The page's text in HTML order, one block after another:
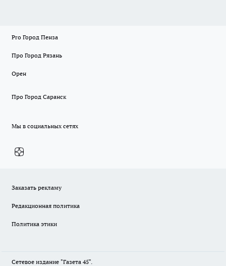
Pro Город Пенза
Про Город Рязань
Орен
Про Город Саранск
Мы в социальных сетях
Заказать рекламу
Редакционная политика
Политика этики
Сетевое издание "Газета 45".